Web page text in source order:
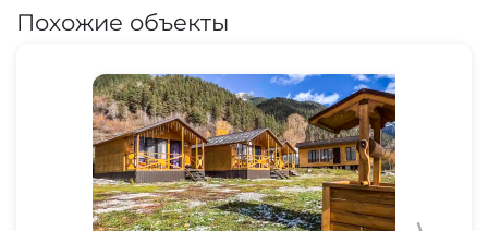
Похожие объекты